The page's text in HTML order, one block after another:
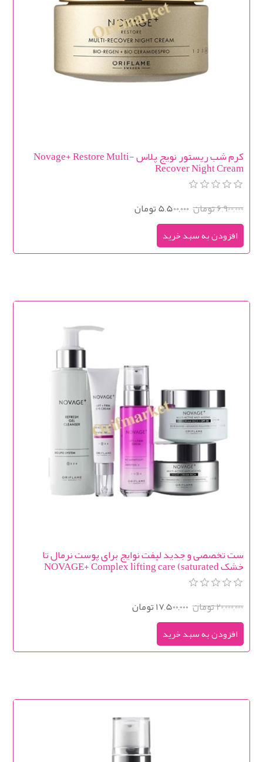
کرم شب ریستور نویج پلاس Novage+ Restore Multi-
Recover Night Cream
6,900,000 تومان 5,500,000 تومان
ست تخصصی و جدید لیفت نوایج برای پوست نرمال تا
خشک NOVAGE+ Complex lifting care (saturated
texture)
20,000,000 تومان 17,500,000 تومان